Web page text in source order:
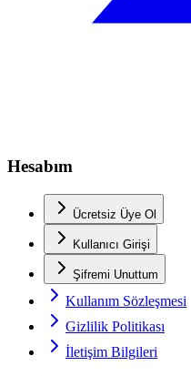
Hesabım
Ücretsiz Üye Ol
Kullanıcı Girişi
Şifremi Unuttum
Kullanım Sözleşmesi
Gizlilik Politikası
İletişim Bilgileri